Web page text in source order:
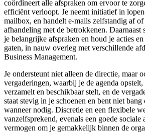
coördineert alle afspraken om ervoor te
efficiënt verloopt. Je neemt initiatief in
mailbox, en handelt e-mails zelfstandig af
afhandeling met de betrokkenen. Daarnaast
je belangrijke afspraken en houd je acties
gaten, in nauw overleg met verschillende
Business Management.
Je ondersteunt niet alleen de directie, maar
vergaderingen, waarbij je de agenda
verzamelt en beschikbaar stelt, en de
staat stevig in je schoenen en bent niet bang
wanneer nodig. Discretie en een flexibele
vanzelfsprekend, evenals een goede sociale
vermogen om je gemakkelijk binnen de